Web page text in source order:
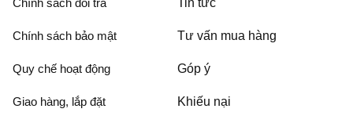
Chính sách đổi trả
Chính sách bảo mật
Quy chế hoạt động
Giao hàng, lắp đặt
Tin tức
Tư vấn mua hàng
Góp ý
Khiếu nại